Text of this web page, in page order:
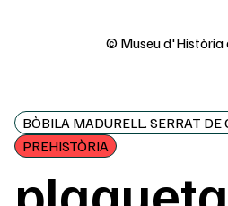
© Museu d'Història
BÒBILA MADURELL. SERRAT DE
PREHISTÒRIA